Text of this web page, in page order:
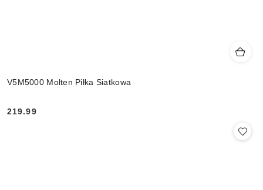
V5M5000 Molten Piłka Siatkowa
Cena:
219.99